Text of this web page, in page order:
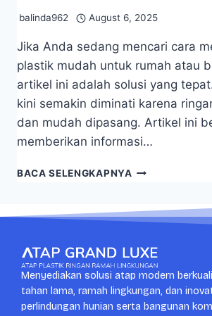
balinda962 August 6, 2025
Jika Anda sedang mencari cara
plastik mudah untuk rumah atau
artikel ini adalah solusi yang
kini semakin diminati karena
dan mudah dipasang. Artikel ini
memberikan informasi…
BACA SELENGKAPNYA
Menyediakan solusi atap modern
tahan lama, ramah lingkungan, dan
perlindungan hunian serta bangunan